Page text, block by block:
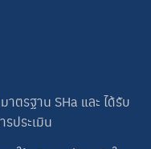
าตรฐาน SHa และ ได้รับ
ประเมิน